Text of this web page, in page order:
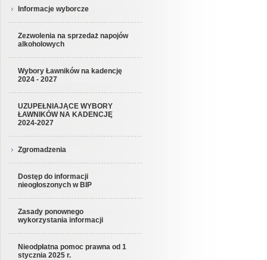
Informacje wyborcze
Zezwolenia na sprzedaż napojów
alkoholowych
Wybory Ławników na kadencję
2024 - 2027
UZUPEŁNIAJĄCE WYBORY
ŁAWNIKÓW NA KADENCJĘ
2024-2027
Zgromadzenia
Dostęp do informacji
nieogłoszonych w BIP
Zasady ponownego
wykorzystania informacji
Nieodpłatna pomoc prawna od 1
stycznia 2025 r.